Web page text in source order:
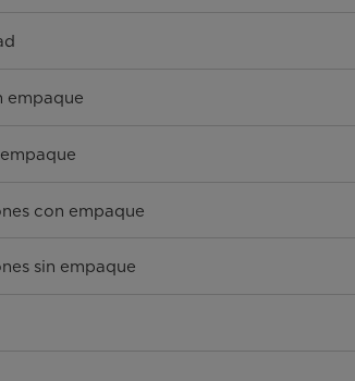
empaque
con empaque
sin empaque